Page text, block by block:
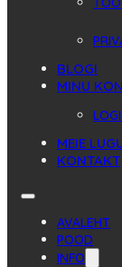
BLOGI
MINU
MEIE
KONTAKT
AVALEHT
POOD
INFO